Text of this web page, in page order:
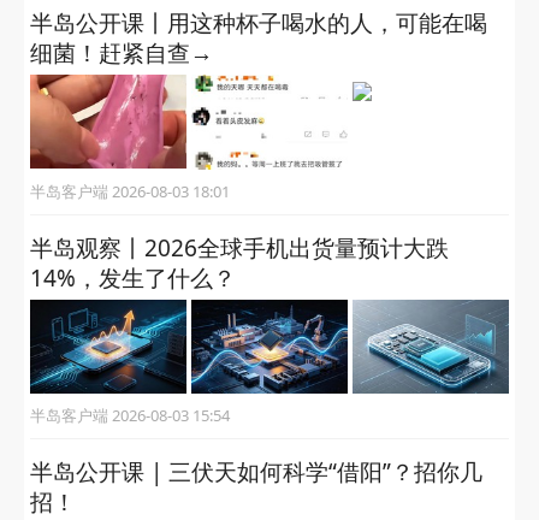
半岛公开课丨用这种杯子喝水的人，可能在喝
细菌！赶紧自查→
半岛客户端 2026-08-03 18:01
半岛观察丨2026全球手机出货量预计大跌
14%，发生了什么？
半岛客户端 2026-08-03 15:54
半岛公开课 | 三伏天如何科学“借阳”？招你几
招！